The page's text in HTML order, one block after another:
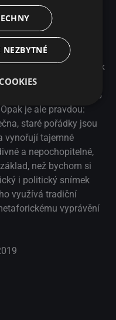
kdesi v Québeku otřese
psycholožky však
se podle ní
skromného počtu 215
je ale pravdou:
staré pořádky jsou
vynořují tajemné
a nepochopitelné,
než bychom si
i politický snímek
využívá tradiční
vyprávění